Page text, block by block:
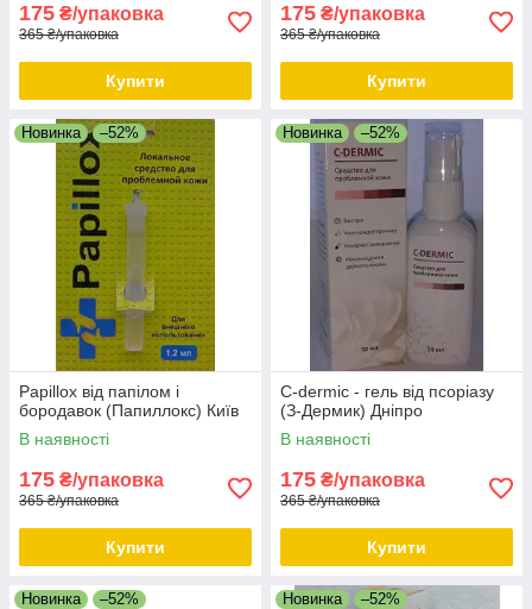
175 ₴/упаковка
365 ₴/упаковка
Купити
175 ₴/упаковка
365 ₴/упаковка
Купити
Новинка –52%
Papillox від папілом і
бородавок (Папиллокс) Київ
В наявності
175 ₴/упаковка
365 ₴/упаковка
Купити
Новинка –52%
C-dermic - гель від псоріазу
(З-Дермик) Дніпро
В наявності
175 ₴/упаковка
365 ₴/упаковка
Купити
Новинка –52% Новинка –52%